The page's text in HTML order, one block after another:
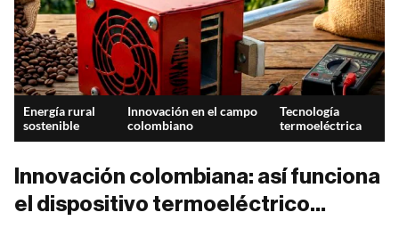
Energía rural
sostenible
Innovación en el campo
colombiano
Tecnología
termoeléctrica
Innovación colombiana: así funciona
el dispositivo termoeléctrico